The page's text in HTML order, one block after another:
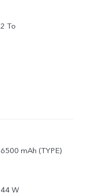
2 To
6500 mAh (TYPE)
44 W